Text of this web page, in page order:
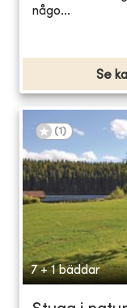
någo...
Se
(1 )
7 + 1 bäddar